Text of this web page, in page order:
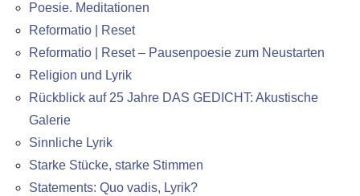
Poesie. Meditationen
Reformatio | Reset
Reformatio | Reset – Pausenpoesie zum Neustarten
Religion und Lyrik
Rückblick auf 25 Jahre DAS GEDICHT: Akustische
Galerie
Sinnliche Lyrik
Starke Stücke, starke Stimmen
Statements: Quo vadis, Lyrik?